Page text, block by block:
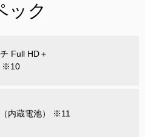
ック
Full HD＋
※10
内蔵電池） ※11